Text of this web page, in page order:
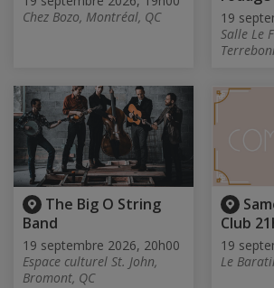
Chez Bozo, Montréal, QC
19
Salle Le
The Big O String
Band
19 septembre 2026, 20h00
Espace culturel St. John,
Bromont, QC
Club
19
Le